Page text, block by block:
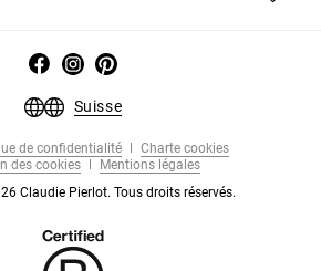
Suisse
de confidentialité
Charte cookies
des cookies
Mentions légales
Claudie Pierlot. Tous droits réservés.